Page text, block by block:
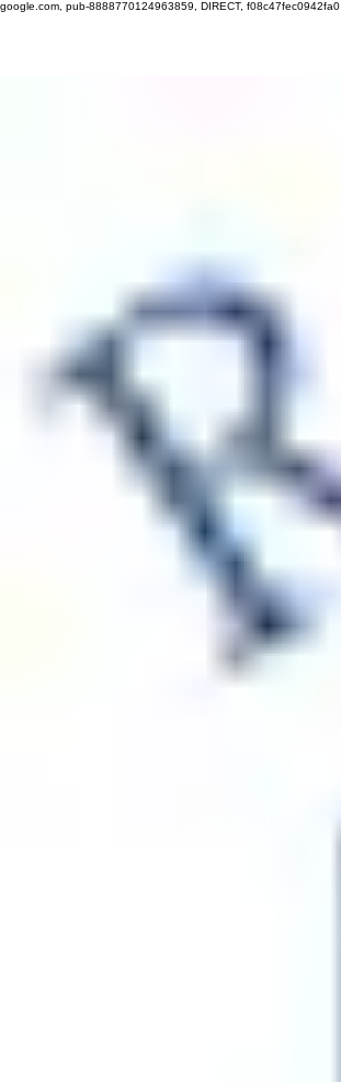
google.com, pub-8888770124963859, DIRECT, f08c47fec0942fa0